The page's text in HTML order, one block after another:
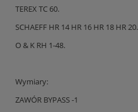
TEREX TC 60.
SCHAEFF HR 14 HR 16 HR 18 HR 20.
O & K RH 1-48.
Wymiary:
ZAWÓR BYPASS -1